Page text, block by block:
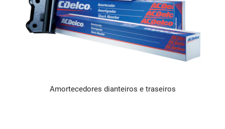
Amortecedores dianteiros e traseiros